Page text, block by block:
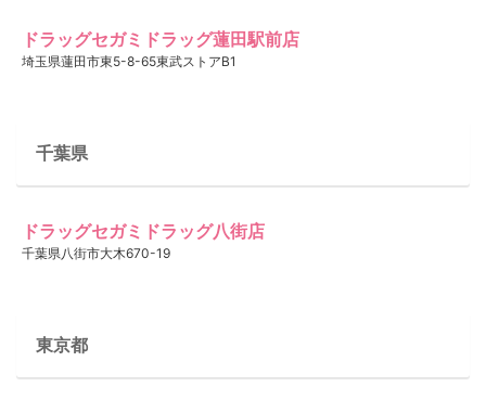
ドラッグセガミドラッグ蓮田駅前店
埼玉県蓮田市東5-8-65東武ストアB1
千葉県
ドラッグセガミドラッグ八街店
千葉県八街市大木670-19
東京都